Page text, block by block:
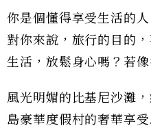
你是個懂得享受生活的
對你來說，旅行的目的
生活，放鬆身心嗎？若
風光明媚的比基尼沙灘
島豪華度假村的奢華享